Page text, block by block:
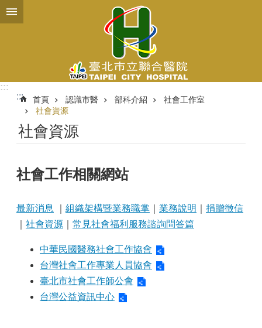
跳到主要內容區塊
:::
:::
首頁 認識市醫 部科介紹
社會工作室
社會資源
社會資源
社會工作相關網站
最新消息 組織架構暨業務職掌 業務說明
捐贈徵信
社會資源 常見社會福利服務諮詢問答篇
中華民國醫務社會工作協會
台灣社會工作專業人員協會
臺北市社會工作師公會
台灣公益資訊中心